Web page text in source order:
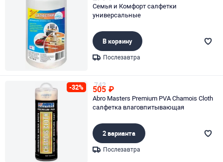
Семья и Комфорт салфетки
универсальные
В корзину
Послезавтра
-32% 742
505 ₽
Abro Masters Premium PVA Chamois Cloth
салфетка влаговпитывающая
2 варианта
Послезавтра